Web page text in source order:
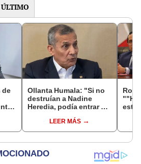
de
Ollanta Humala: "Si no
destruían a Nadine
Heredia, podía entrar en
LEER MÁS